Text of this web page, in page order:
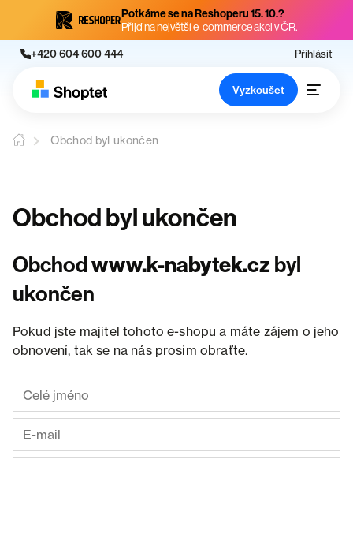
Potkáme se na Reshoperu 15. 10.?
Přijď na největší e-commerce akci v ČR.
+420 604 600 444 Přihlásit
Vyzkoušet
Obchod byl ukončen
Obchod byl ukončen
Obchodwww.k-nabytek.cz byl
ukončen
Pokud jste majitel tohoto e-shopu a máte zájem o jeho
obnovení, tak se na nás prosím obraťte.